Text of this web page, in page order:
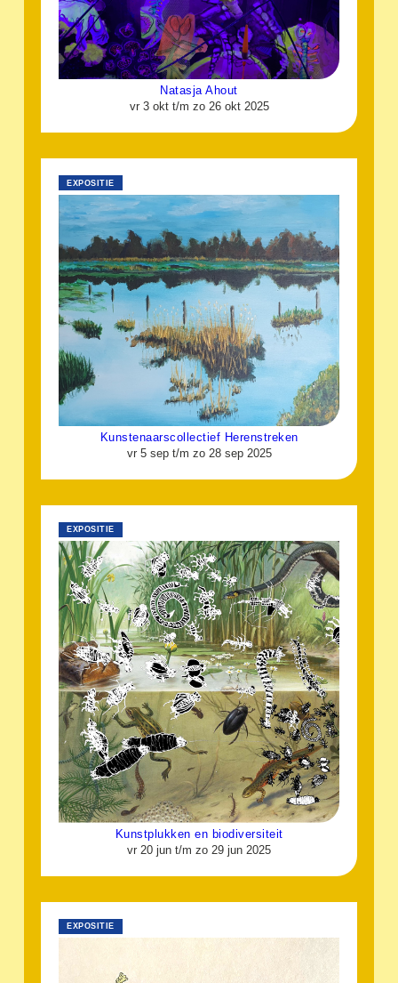
Natasja Ahout
vr 3 okt t/m zo 26 okt 2025
EXPOSITIE
Kunstenaarscollectief Herenstreken
vr 5 sep t/m zo 28 sep 2025
EXPOSITIE
Kunstplukken en biodiversiteit
vr 20 jun t/m zo 29 jun 2025
EXPOSITIE